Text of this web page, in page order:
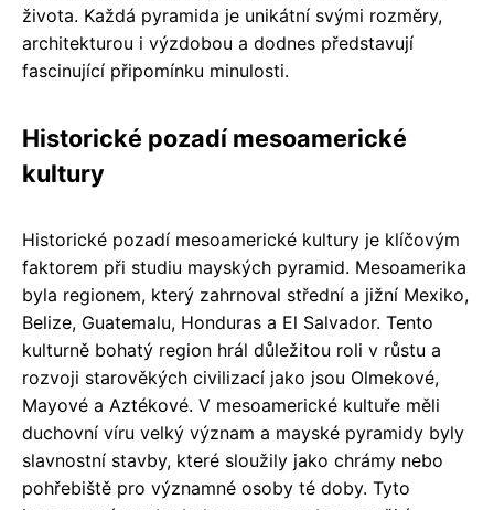
života. Každá pyramida je unikátní svými rozměry,
architekturou i výzdobou a dodnes představují
fascinující připomínku minulosti.
Historické pozadí mesoamerické
kultury
Historické pozadí mesoamerické kultury je klíčovým
faktorem při studiu mayských pyramid. Mesoamerika
byla regionem, který zahrnoval střední a jižní Mexiko,
Belize, Guatemalu, Honduras a El Salvador. Tento
kulturně bohatý region hrál důležitou roli v růstu a
rozvoji starověkých civilizací jako jsou Olmekové,
Mayové a Aztékové. V mesoamerické kultuře měli
duchovní víru velký význam a mayské pyramidy byly
slavnostní stavby, které sloužily jako chrámy nebo
pohřebiště pro významné osoby té doby. Tyto